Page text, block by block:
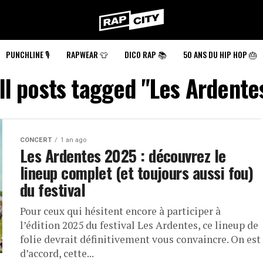
RapCity
PUNCHLINE 🎙️ RAPWEAR 👕 DICO RAP 📚 50 ANS DU HIP HOP 🎂
posts tagged "Les
CONCERT 1 an ago
Les Ardentes 2025 : découvrez le
lineup complet (et toujours aussi fou)
du festival
Pour ceux qui hésitent encore à participer à
l’édition 2025 du festival Les Ardentes, ce lineup de
folie devrait définitivement vous convaincre. On est
d’accord, cette...